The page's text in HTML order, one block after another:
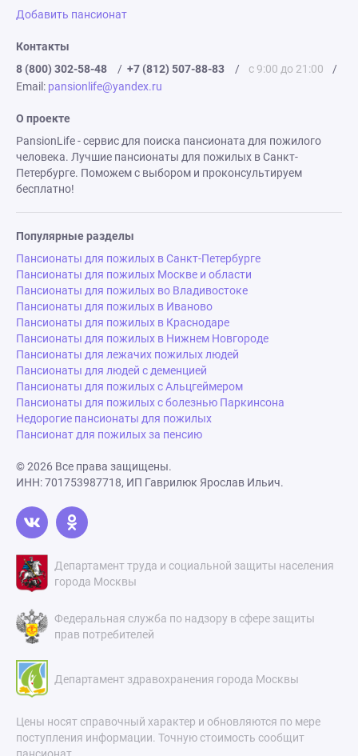
Добавить пансионат
Контакты
8 (800) 302-58-48
/ +7 (812) 507-88-83 / с 9:00 до 21:00
/
Email: pansionlife@yandex.ru
О проекте
PansionLife - сервис для поиска пансионата для пожилого
человека. Лучшие пансионаты для пожилых в Санкт-
Петербурге. Поможем с выбором и проконсультируем
бесплатно!
Популярные разделы
Пансионаты для пожилых в Санкт-Петербурге
Пансионаты для пожилых Москве и области
Пансионаты для пожилых во Владивостоке
Пансионаты для пожилых в Иваново
Пансионаты для пожилых в Краснодаре
Пансионаты для пожилых в Нижнем Новгороде
Пансионаты для лежачих пожилых людей
Пансионаты для людей с деменцией
Пансионаты для пожилых с Альцгеймером
Пансионаты для пожилых с болезнью Паркинсона
Недорогие пансионаты для пожилых
Пансионат для пожилых за пенсию
© 2026 Все права защищены.
ИНН: 701753987718, ИП Гаврилюк Ярослав Ильич.
Департамент труда и социальной защиты населения
города Москвы
Федеральная служба по надзору в сфере защиты
прав потребителей
Департамент здравохранения города Москвы
Цены носят справочный характер и обновляются по мере
поступления информации. Точную стоимость сообщит